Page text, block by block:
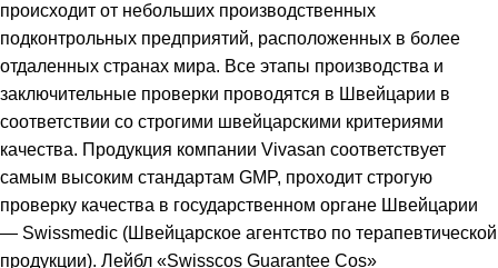
происходит от небольших производственных
подконтрольных предприятий, расположенных в более
отдаленных странах мира. Все этапы производства и
заключительные проверки проводятся в Швейцарии в
соответствии со строгими швейцарскими критериями
качества. Продукция компании Vivasan соответствует
самым высоким стандартам GMP, проходит строгую
проверку качества в государственном органе Швейцарии
— Swissmedic (Швейцарское агентство по терапевтической
продукции). Лейбл «Swisscos Guarantee Cos»